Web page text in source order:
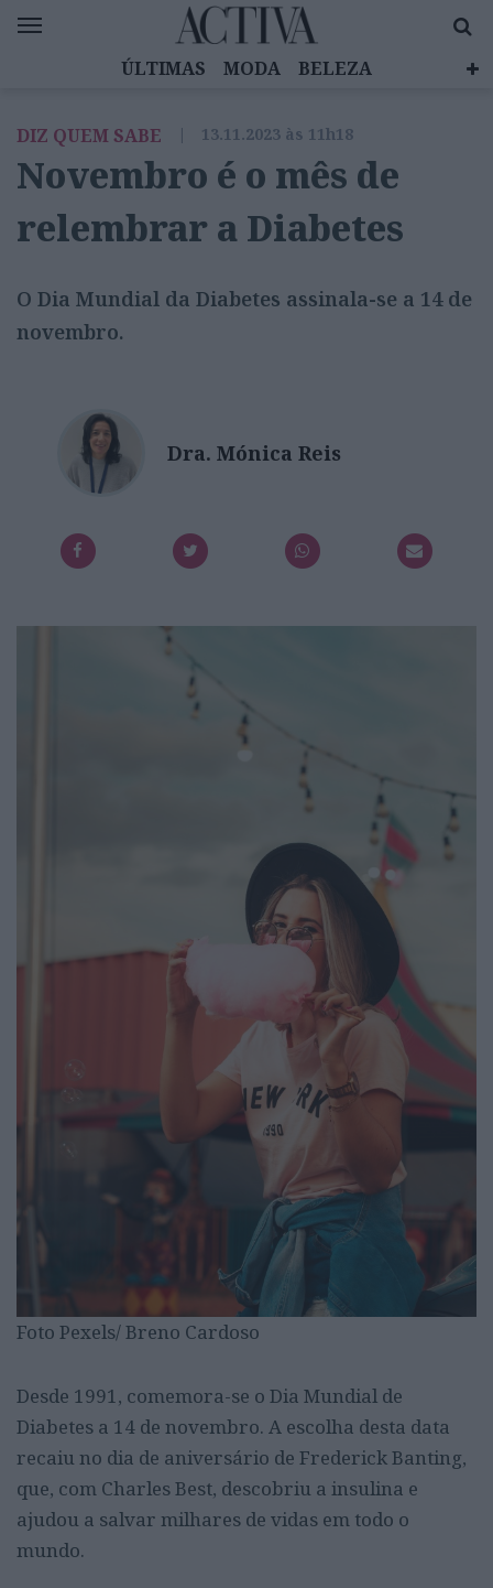
ÚLTIMAS MODA
BELEZA
EMOÇÕES
MULHERES INSPIRADORAS
DIZ QUEM SABE
ACTIVA BRAND STUDIO
DIZ QUEM SABE | 13.11.2023 às 11h18
Novembro é o mês de
relembrar a Diabetes
O Dia Mundial da Diabetes assinala-se a 14 de
novembro.
Dra. Mónica Reis
Foto Pexels/ Breno Cardoso
Desde 1991, comemora-se o Dia Mundial de
Diabetes a 14 de novembro. A escolha desta data
recaiu no dia de aniversário de Frederick Banting,
que, com Charles Best, descobriu a insulina e
ajudou a salvar milhares de vidas em todo o
mundo.